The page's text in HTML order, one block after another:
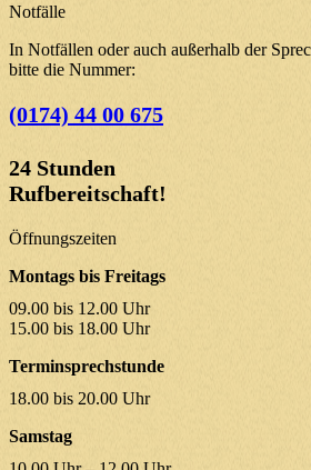
Notfälle
In Notfällen oder auch außerhalb der
bitte die Nummer:
(0174) 44 00 675
24 Stunden
Rufbereitschaft!
Öffnungszeiten
Montags bis Freitags
09.00 bis 12.00 Uhr
15.00 bis 18.00 Uhr
Terminsprechstunde
18.00 bis 20.00 Uhr
Samstag